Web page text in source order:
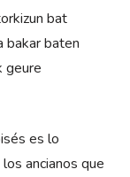
bat
bakar baten
geure
es lo
ancianos que